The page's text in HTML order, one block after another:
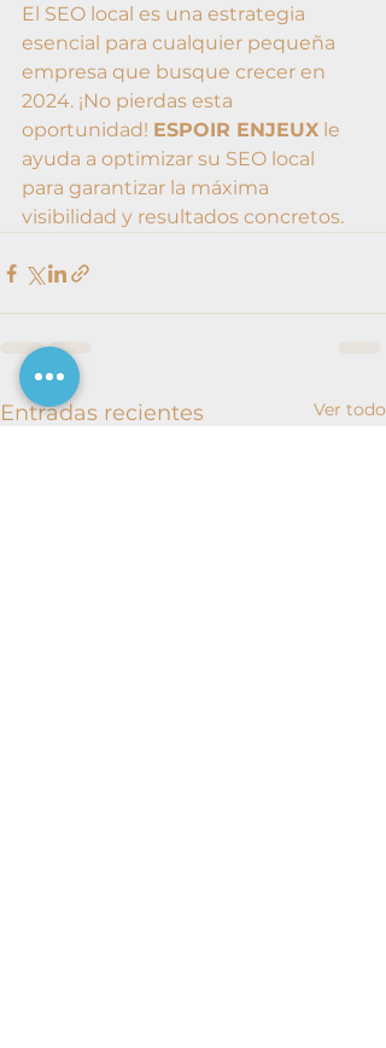
El SEO local es una estrategia
esencial para cualquier pequeña
empresa que busque crecer en
2024. ¡No pierdas esta
oportunidad! ESPOIR ENJEUX le
ayuda a optimizar su SEO local
para garantizar la máxima
visibilidad y resultados concretos.
Entradas recientes Ver todo